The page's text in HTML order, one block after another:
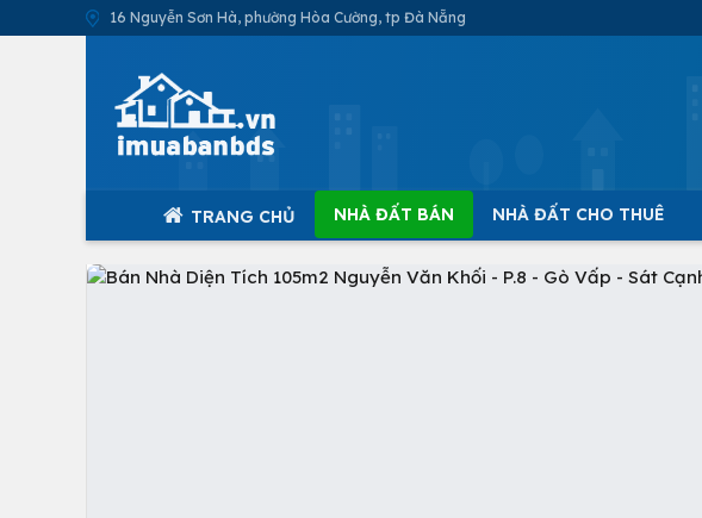
16 Nguyễn Sơn Hà, phường Hòa Cường, tp Đà Nẵng
TRANG CHỦ NHÀ ĐẤT BÁN NHÀ ĐẤT CHO THUÊ